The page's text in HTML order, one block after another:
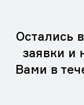
Остались
заявки и
Вами в